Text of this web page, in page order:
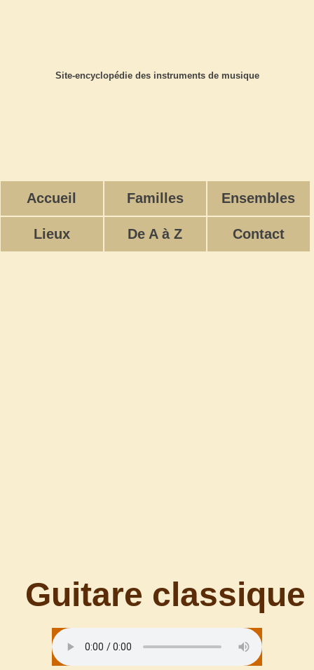
Site-encyclopédie des instruments de musique
Accueil Familles Ensembles
Lieux De A à Z Contact
Guitare classique